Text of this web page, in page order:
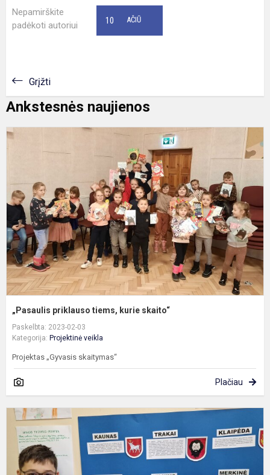
Nepamirškite
padėkoti autoriui
AČIŪ
10
Grįžti
Ankstesnės naujienos
„Pasaulis priklauso tiems, kurie skaito“
Paskelbta: 2023-02-03
Kategorija: Projektinė veikla
Projektas „Gyvasis skaitymas“
Plačiau